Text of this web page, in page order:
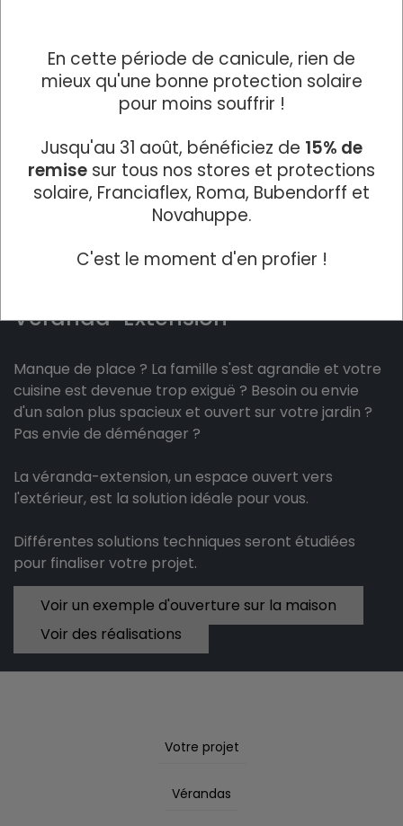
Véranda-Extension
Manque de place ? La famille s'est agrandie et votre
cuisine est devenue trop exiguë ? Besoin ou envie
d'un salon plus spacieux et ouvert sur votre jardin ?
Pas envie de déménager ?
La véranda-extension, un espace ouvert vers
l'extérieur, est la solution idéale pour vous.
Différentes solutions techniques seront étudiées
pour finaliser votre projet.
Voir un exemple d'ouverture sur la maison
Voir des réalisations
Votre projet
Vérandas
En cette période de canicule, rien de
mieux qu'une bonne protection solaire
pour moins souffrir !
Jusqu'au 31 août, bénéficiez de 15% de
remise sur tous nos stores et protections
solaire, Franciaflex, Roma, Bubendorff et
Novahuppe.
C'est le moment d'en profier !